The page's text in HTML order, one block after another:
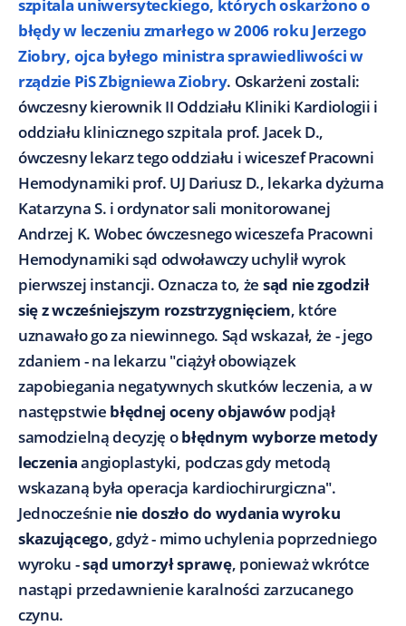
szpitala uniwersyteckiego, których oskarżono o
błędy w leczeniu zmarłego w 2006 roku Jerzego
Ziobry, ojca byłego ministra sprawiedliwości w
rządzie PiS Zbigniewa Ziobry. Oskarżeni zostali:
ówczesny kierownik II Oddziału Kliniki Kardiologii i
oddziału klinicznego szpitala prof. Jacek D.,
ówczesny lekarz tego oddziału i wiceszef Pracowni
Hemodynamiki prof. UJ Dariusz D., lekarka dyżurna
Katarzyna S. i ordynator sali monitorowanej
Andrzej K. Wobec ówczesnego wiceszefa Pracowni
Hemodynamiki sąd odwoławczy uchylił wyrok
pierwszej instancji. Oznacza to, że sąd nie zgodził
się z wcześniejszym rozstrzygnięciem, które
uznawało go za niewinnego. Sąd wskazał, że - jego
zdaniem - na lekarzu "ciążył obowiązek
zapobiegania negatywnych skutków leczenia, a w
następstwie błędnej oceny objawówpodjął
samodzielną decyzję obłędnym wyborze metody
leczeniaangioplastyki, podczas gdy metodą
wskazaną była operacja kardiochirurgiczna".
Jednocześnie nie doszło do wydania wyroku
skazującego, gdyż - mimo uchylenia poprzedniego
wyroku -sąd umorzył sprawę, ponieważ wkrótce
nastąpi przedawnienie karalności zarzucanego
czynu.